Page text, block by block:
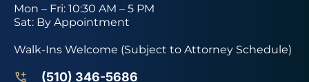
Mon – Fri: 10:30 AM – 5 PM
Sat: By Appointment
Walk-Ins Welcome (Subject to Attorney Schedule)
(510) 346-5686